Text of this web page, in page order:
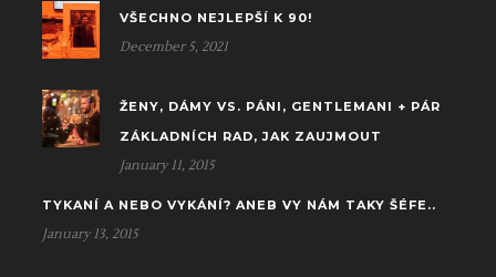
VŠECHNO NEJLEPŠÍ K 90!
December 5, 2021
ŽENY, DÁMY VS. PÁNI, GENTLEMANI + PÁR
ZÁKLADNÍCH RAD, JAK ZAUJMOUT
January 11, 2015
TYKANÍ A NEBO VYKÁNÍ? ANEB VY NÁM TAKY ŠÉFE..
January 13, 2015